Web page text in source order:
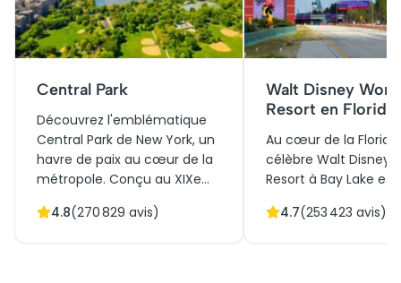
Central Park
Découvrez l'emblématique
Central Park de New York, un
havre de paix au cœur de la
métropole. Conçu au XIXe
paysager combine histoire et
4.8(270 829 avis)
Walt Disney
Resort en Floride
Au cœur de la
célèbre Walt Disney
Resort à Bay Lake
inaugurée en 1971. Ce
4.7(253 423 avis)